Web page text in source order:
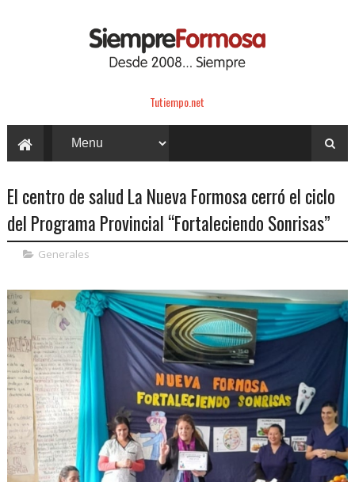
Tutiempo.net
El centro de salud La Nueva Formosa cerró el ciclo
del Programa Provincial “Fortaleciendo Sonrisas”
Generales